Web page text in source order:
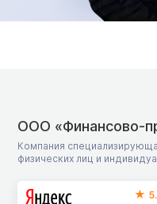
ООО «Финансово-
Компания
физических лиц и